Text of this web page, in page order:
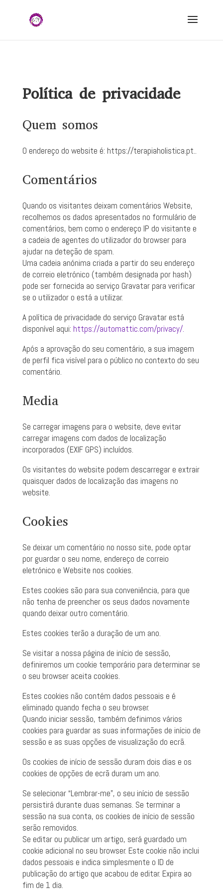
Política de privacidade
Quem somos
O endereço do website é: https://terapiaholistica.pt..
Comentários
Quando os visitantes deixam comentários Website,
recolhemos os dados apresentados no formulário de
comentários, bem como o endereço IP do visitante e
a cadeia de agentes do utilizador do browser para
ajudar na deteção de spam.
Uma cadeia anónima criada a partir do seu endereço
de correio eletrónico (também designada por hash)
pode ser fornecida ao serviço Gravatar para verificar
se o utilizador o está a utilizar.
A política de privacidade do serviço Gravatar está
disponível aqui: https://automattic.com/privacy/.
Após a aprovação do seu comentário, a sua imagem
de perfil fica visível para o público no contexto do seu
comentário.
Media
Se carregar imagens para o website, deve evitar
carregar imagens com dados de localização
incorporados (EXIF GPS) incluídos.
Os visitantes do website podem descarregar e extrair
quaisquer dados de localização das imagens no
website.
Cookies
Se deixar um comentário no nosso site, pode optar
por guardar o seu nome, endereço de correio
eletrónico e Website nos cookies.
Estes cookies são para sua conveniência, para que
não tenha de preencher os seus dados novamente
quando deixar outro comentário.
Estes cookies terão a duração de um ano.
Se visitar a nossa página de início de sessão,
definiremos um cookie temporário para determinar se
o seu browser aceita cookies.
Estes cookies não contém dados pessoais e é
eliminado quando fecha o seu browser.
Quando iniciar sessão, também definimos vários
cookies para guardar as suas informações de início de
sessão e as suas opções de visualização do ecrã.
Os cookies de início de sessão duram dois dias e os
cookies de opções de ecrã duram um ano.
Se selecionar “Lembrar-me”, o seu início de sessão
persistirá durante duas semanas. Se terminar a
sessão na sua conta, os cookies de início de sessão
serão removidos.
Se editar ou publicar um artigo, será guardado um
cookie adicional no seu browser. Este cookie não inclui
dados pessoais e indica simplesmente o ID de
publicação do artigo que acabou de editar. Expira ao
fim de 1 dia.